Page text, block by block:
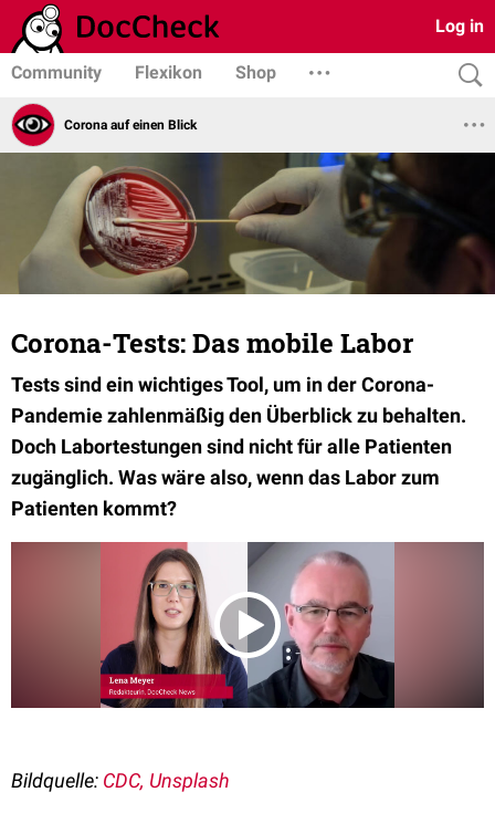
Log in
Community Flexikon Shop
Corona auf einen Blick
Corona-Tests: Das mobile Labor
Tests sind ein wichtiges Tool, um in der Corona-
Pandemie zahlenmäßig den Überblick zu behalten.
Doch Labortestungen sind nicht für alle Patienten
zugänglich. Was wäre also, wenn das Labor zum
Patienten kommt?
Bildquelle: CDC, Unsplash